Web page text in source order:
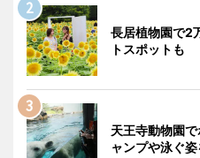
長居植物園で2
トスポットも
天王寺動物園
ャンプや泳ぐ